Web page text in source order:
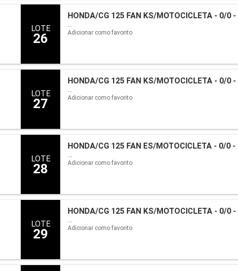
LOTE
26
HONDA/CG 125 FAN KS/MOTOCICLETA - 0/0 -
Adicionar como favorito
LOTE
27
HONDA/CG 125 FAN KS/MOTOCICLETA - 0/0 -
Adicionar como favorito
LOTE
28
HONDA/CG 125 FAN ES/MOTOCICLETA - 0/0 -
Adicionar como favorito
LOTE
29
HONDA/CG 125 FAN KS/MOTOCICLETA - 0/0 -
Adicionar como favorito